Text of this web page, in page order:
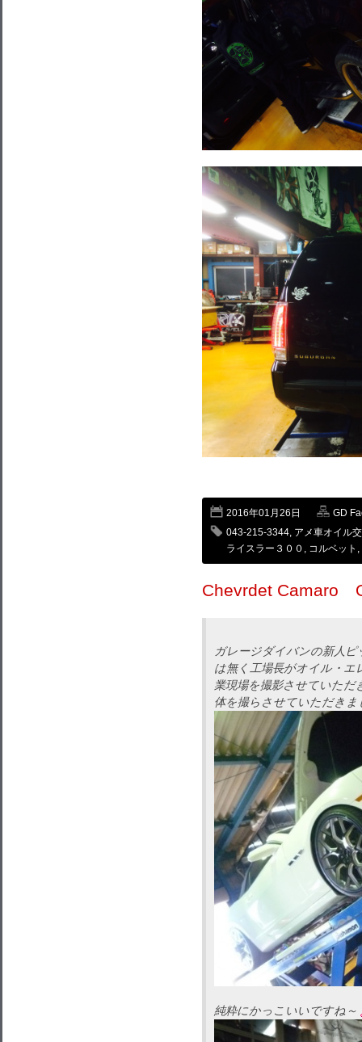
2016年01月26日
GD
043-215-3344, アメ車オイル
ライスラー３００ , コルベット ,
Chevrdet Camaro
ガレージダイバンの新人ピ
は無く工場長がオイル・
業現場を撮影させていた
体を撮らさせていただき
純粋にかっこいいですね～